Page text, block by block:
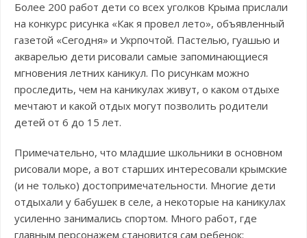
Более 200 работ дети со всех уголков Крыма прислали
на конкурс рисунка «Как я провел лето», объявленный
газетой «Сегодня» и Укрпочтой. Пастелью, гуашью и
акварелью дети рисовали самые запоминающиеся
мгновения летних каникул. По рисункам можно
проследить, чем на каникулах живут, о каком отдыхе
мечтают и какой отдых могут позволить родители
детей от 6 до 15 лет.
Примечательно, что младшие школьники в основном
рисовали море, а вот старших интересовали крымские
(и не только) достопримечательности. Многие дети
отдыхали у бабушек в селе, а некоторые на каникулах
усиленно занимались спортом. Много работ, где
главным персонажем становится сам ребенок: